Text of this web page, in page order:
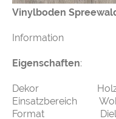
Vinylboden
Information
Eigenschaften:
Dekor
Einsatzbereich
Format Diele